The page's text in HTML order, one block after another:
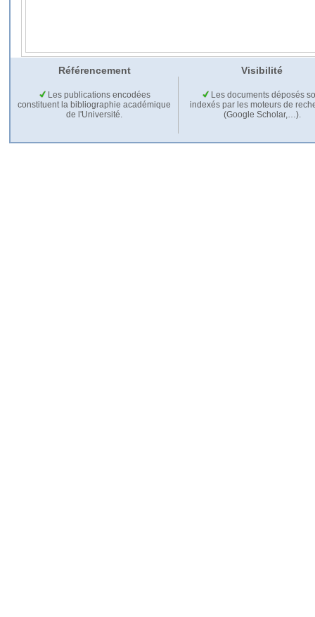
Référencement Visibilité
Les publications encodées
constituent la bibliographie académique
de l'Université.
Les documents déposés
indexés par les moteurs de
(Google Scholar,…).